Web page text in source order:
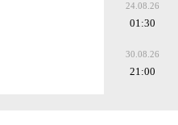
24.08.26
01:30
30.08.26
21:00